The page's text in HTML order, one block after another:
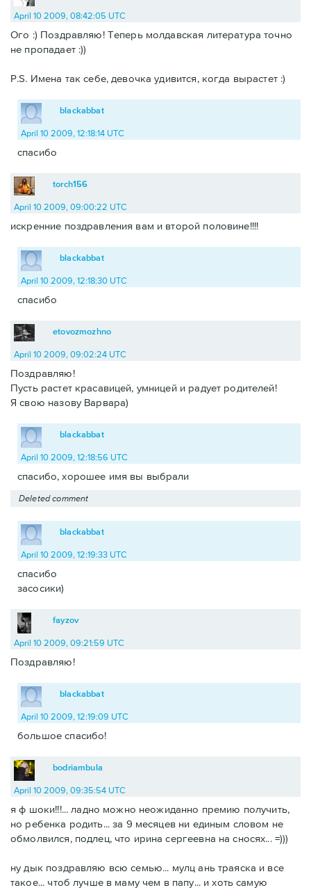
April 10 2009, 08:42:05 UTC
Ого :) Поздравляю! Теперь молдавская литература точно
не пропадает :))
P.S. Имена так себе, девочка удивится, когда вырастет :)
blackabbat
April 10 2009, 12:18:14 UTC
спасибо
torch156
April 10 2009, 09:00:22 UTC
искренние поздравления вам и второй половине!!!!
blackabbat
April 10 2009, 12:18:30 UTC
спасибо
etovozmozhno
April 10 2009, 09:02:24 UTC
Поздравляю!
Пусть растет красавицей, умницей и радует родителей!
Я свою назову Варвара)
blackabbat
April 10 2009, 12:18:56 UTC
спасибо, хорошее имя вы выбрали
Deleted comment
blackabbat
April 10 2009, 12:19:33 UTC
спасибо
засосики)
fayzov
April 10 2009, 09:21:59 UTC
Поздравляю!
blackabbat
April 10 2009, 12:19:09 UTC
большое спасибо!
bodriambula
April 10 2009, 09:35:54 UTC
я ф шоки!!!... ладно можно неожиданно премию получить,
но ребенка родить... за 9 месяцев ни единым словом не
обмолвился, подлец, что ирина сергеевна на сносях... =)))
ну дык поздравляю всю семью... мулц ань траяска и все
такое... чтоб лучше в маму чем в папу... и хоть самую